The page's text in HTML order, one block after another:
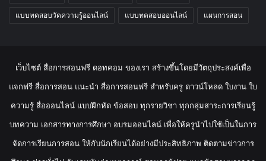
แบบทดสอบวัดความรู้ออนไลน์ แบบทดสอบออนไลน์ แผนการสอน
เว็บไซต์ สื่อการสอนฟรี ดอทคอม ของเรา สร้างขึ้นโดยมีวัตถุประสงค์เพื่อ
แจกฟรี สื่อการสอน แนะนำ สื่อการสอนฟรี สำหรับครู ดาวน์โหลด ใบงาน ใบ
ความรู้ สื่อออนไลน์ แบบฝึกหัด ข้อสอบ ทุกรายวิชา ทุกกลุ่มสาระการเรียนรู้
บทความ เอกสารทางการศึกษา อบรมออนไลน์ เพื่อให้ครูนำไปใช้เป็นในการ
จัดการเรียนการสอน ให้กับนักเรียนได้อย่างมีประสิทธิภาพ ติดตามข่าวการ